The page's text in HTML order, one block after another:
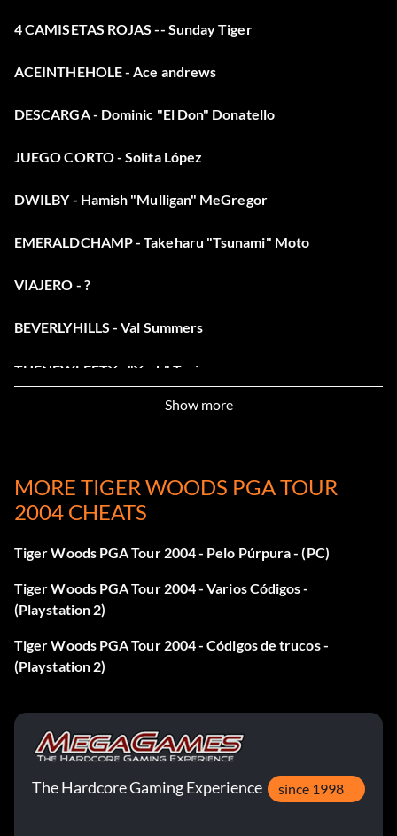
4 CAMISETAS ROJAS -- Sunday Tiger
ACEINTHEHOLE- Ace andrews
DESCARGA- Dominic "El Don" Donatello
JUEGO CORTO- Solita López
DWILBY- Hamish "Mulligan" MeGregor
EMERALDCHAMP- Takeharu "Tsunami" Moto
VIAJERO - ?
BEVERLYHILLS - Val Summers
THENEWLEFTY- "Yosh" Tanigawa
-Cedric The Entertainer
EDDIE - Edwin "Pops" Masterson
ICYONE- Erica Ice
hoyos
Primero ve al modo gameface y luego cuando termines de
crearte ve a la TIENDA PRO y veras Pelo Morado en una
categoria. Entonces cómpralo por unos 250.00 y tendrás
Show more
MORE TIGER WOODS PGA TOUR
2004 CHEATS
Tiger Woods PGA Tour 2004 - Pelo Púrpura - (PC)
Tiger Woods PGA Tour 2004 - Varios Códigos -
(Playstation 2)
Tiger Woods PGA Tour 2004 - Códigos de trucos -
(Playstation 2)
The Hardcore Gaming Experience since 1998